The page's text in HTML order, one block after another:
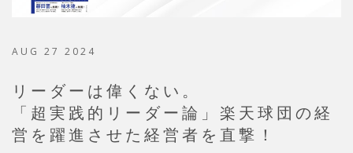
AUG 27 2024
リーダーは偉くない。
「超実践的リーダー論」楽天球団の経
営を躍進させた経営者を直撃！